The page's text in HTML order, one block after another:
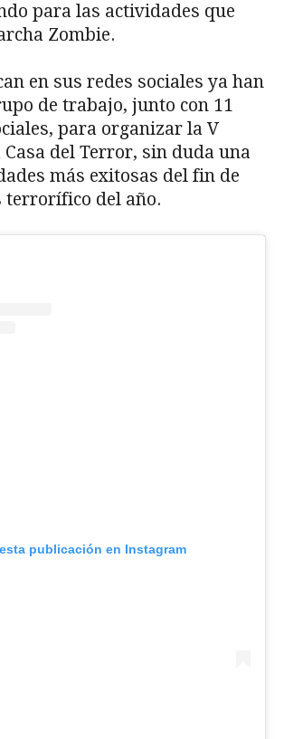
para las actividades que
Zombie.
en sus redes sociales ya han
de trabajo, junto con 11
para organizar la V
Casa del Terror, sin duda una
más exitosas del fin de
terrorífico del año.
publicación en Instagram